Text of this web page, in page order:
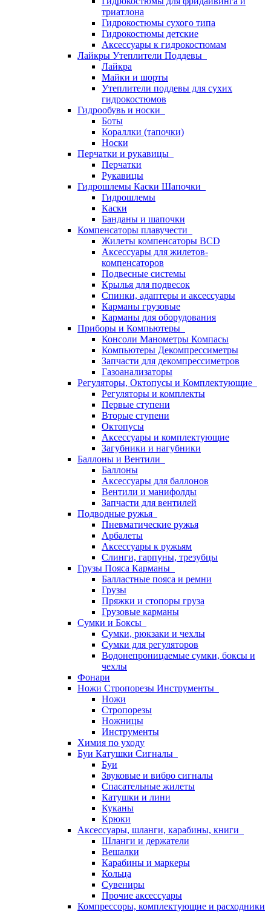
триатлона
Гидрокостюмы сухого типа
Гидрокостюмы детские
Аксессуары к гидрокостюмам
Лайкры Утеплители Поддевы
Лайкра
Майки и шорты
Утеплители поддевы для сухих
гидрокостюмов
Гидрообувь и носки
Боты
Кораллки (тапочки)
Носки
Перчатки и рукавицы
Перчатки
Рукавицы
Гидрошлемы Каски Шапочки
Гидрошлемы
Каски
Банданы и шапочки
Компенсаторы плавучести
Жилеты компенсаторы BCD
Аксессуары для жилетов-
компенсаторов
Подвесные системы
Крылья для подвесок
Спинки, адаптеры и аксессуары
Карманы грузовые
Карманы для оборудования
Приборы и Компьютеры
Консоли Манометры Компасы
Компьютеры Декомпрессиметры
Запчасти для декомпрессиметров
Газоанализаторы
Регуляторы, Октопусы и Комплектующие
Регуляторы и комплекты
Первые ступени
Вторые ступени
Октопусы
Аксессуары и комплектующие
Загубники и нагубники
Баллоны и Вентили
Баллоны
Аксессуары для баллонов
Вентили и манифолды
Запчасти для вентилей
Подводные ружья
Пневматические ружья
Арбалеты
Аксессуары к ружьям
Слинги, гарпуны, трезубцы
Грузы Пояса Карманы
Балластные пояса и ремни
Грузы
Пряжки и стопоры груза
Грузовые карманы
Сумки и Боксы
Сумки, рюкзаки и чехлы
Сумки для регуляторов
Водонепроницаемые сумки, боксы и
чехлы
Фонари
Ножи Стропорезы Инструменты
Ножи
Стропорезы
Ножницы
Инструменты
Химия по уходу
Буи Катушки Сигналы
Буи
Звуковые и вибро сигналы
Спасательные жилеты
Катушки и лини
Куканы
Крюки
Аксессуары, шланги, карабины, книги
Шланги и держатели
Вешалки
Карабины и маркеры
Кольца
Сувениры
Прочие аксессуары
Компрессоры, комплектующие и расходники